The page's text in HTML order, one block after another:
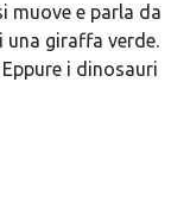
muove e parla da
giraffa verde.
i dinosauri